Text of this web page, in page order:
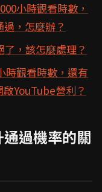
小時觀看時數，
，怎麼辦？
，該怎麼處理？
時觀看時數，還有
YouTube營利？
過機率的關